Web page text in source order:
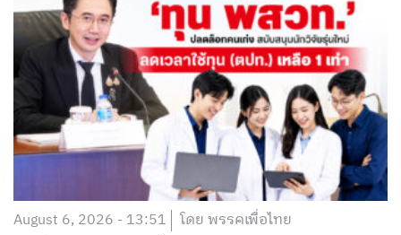
August 6, 2026 - 13:51 โดย พรรคเพื่อไทย